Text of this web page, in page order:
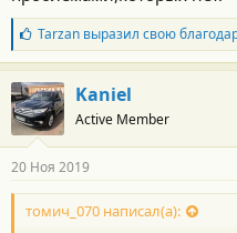
Б
л
а
г
о
д
а
н
о
с
Tarzanвыразил свою
Kaniel
Active Member
20 Ноя 2019
томич_070 написал(а):